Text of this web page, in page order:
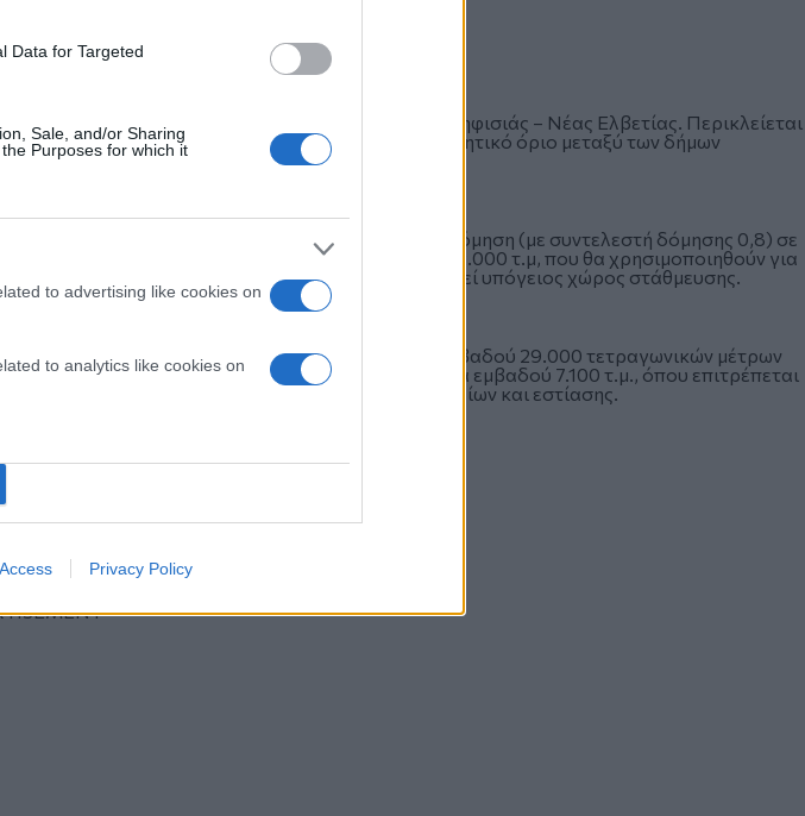
Data for Targeted
Sale, and/or Sharing
Purposes for which it
to advertising like cookies on
to analytics like cookies on
Privacy Policy
στρεμμάτων) βρίσκεται σε επαφή με τις περιοχές Κηφισιάς – Νέας Ελβετίας. Περικλείεται
Αλ. Παπαναστασίου, η οποία αποτελεί και το διοικητικό όριο μεταξύ των δήμων
του δήμου Πυλαίας – Χορτιάτη.
είναι να συγκεντρώσει όλη την επιτρεπόμενη δόμηση (με συντελεστή δόμησης 0,8) σε
σχεδόν 100 μέτρων, συνολικής επιφάνειας 32.000 τ.μ, που θα χρησιμοποιηθούν για
γραφεία, κατοικίες ενώ παράλληλα θα δημιουργηθεί υπόγειος χώρος στάθμευσης.
«κλειστεί» σε ένα κτίριο ύψους 100 μέτρων και εμβαδού 29.000 τετραγωνικών μέτρων
θα γίνει πάρκο προσβάσιμο σε όλους. Τα κτίρια εμβαδού 7.100 τ.μ., όπου επιτρέπεται
αναπλαστούν και θα φιλοξενήσουν χώρους γραφείων και εστίασης.